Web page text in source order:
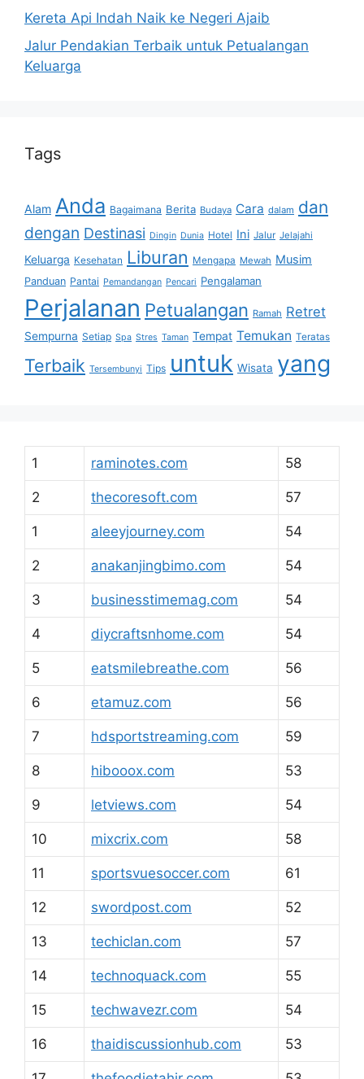
Kereta Api Indah Naik ke Negeri Ajaib
Jalur Pendakian Terbaik untuk Petualangan
Keluarga
Tags
Alam Anda Bagaimana Berita Budaya Cara dalam dan
dengan Destinasi Dingin Dunia Hotel Ini Jalur Jelajahi
Keluarga Kesehatan Liburan Mengapa Mewah Musim
Panduan Pantai Pemandangan Pencari Pengalaman
Perjalanan Petualangan Ramah Retret
Sempurna Setiap Spa Stres Taman Tempat Temukan Teratas
Terbaik Tersembunyi Tips untuk Wisata yang
1 raminotes.com 58
2 thecoresoft.com 57
1 aleeyjourney.com 54
2 anakanjingbimo.com 54
3 businesstimemag.com 54
4 diycraftsnhome.com 54
5 eatsmilebreathe.com 56
6 etamuz.com 56
7 hdsportstreaming.com 59
8 hibooox.com 53
9 letviews.com 54
10 mixcrix.com 58
11 sportsvuesoccer.com 61
12 swordpost.com 52
13 techiclan.com 57
14 technoquack.com 55
15 techwavezr.com 54
16 thaidiscussionhub.com 53